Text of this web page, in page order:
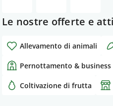
Le nostre offerte e
Allevamento di animali
Pernottamento &
Coltivazione di frutta